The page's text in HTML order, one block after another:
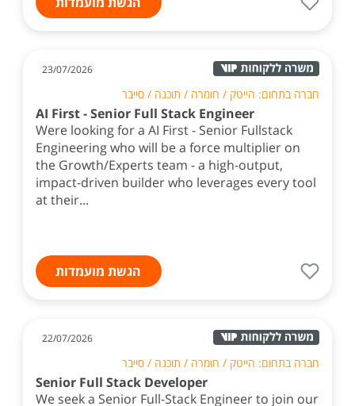
23/07/2026
חברה בתחום: הייטק / חומרה / תוכנה / סייבר
AI First - Senior Full Stack Engineer
Were looking for a AI First - Senior Fullstack
Engineering who will be a force multiplier on
the Growth/Experts team - a high-output,
impact-driven builder who leverages every tool
at their...
הגשת מועמדות
22/07/2026
חברה בתחום: הייטק / חומרה / תוכנה / סייבר
Senior Full Stack Developer
We seek a Senior Full-Stack Engineer to join our